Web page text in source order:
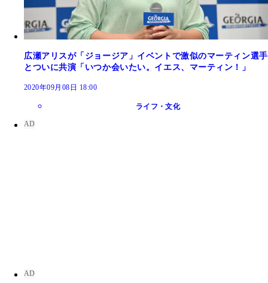
広瀬アリスが「ジョージア」イベントで激似のマーティン選手
とついに共演「いつか会いたい。イエス、マーティン！」
2020年09月08日 18:00
ライフ・文化